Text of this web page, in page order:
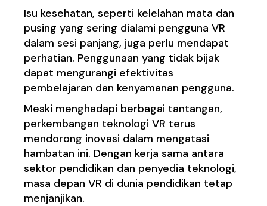
Isu kesehatan, seperti kelelahan mata dan
pusing yang sering dialami pengguna VR
dalam sesi panjang, juga perlu mendapat
perhatian. Penggunaan yang tidak bijak
dapat mengurangi efektivitas
pembelajaran dan kenyamanan pengguna.
Meski menghadapi berbagai tantangan,
perkembangan teknologi VR terus
mendorong inovasi dalam mengatasi
hambatan ini. Dengan kerja sama antara
sektor pendidikan dan penyedia teknologi,
masa depan VR di dunia pendidikan tetap
menjanjikan.